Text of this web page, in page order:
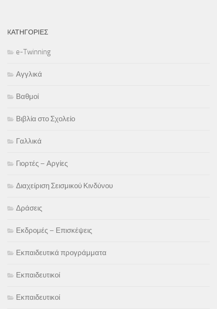
KΑΤΗΓΟΡΊΕΣ
e-Twinning
Αγγλικά
Βαθμοί
Βιβλία στο Σχολείο
Γαλλικά
Γιορτές – Αργίες
Διαχείριση Σεισμικού Κινδύνου
Δράσεις
Εκδρομές – Επισκέψεις
Εκπαιδευτικά προγράμματα
Εκπαιδευτικοί
Εκπαιδευτικοί